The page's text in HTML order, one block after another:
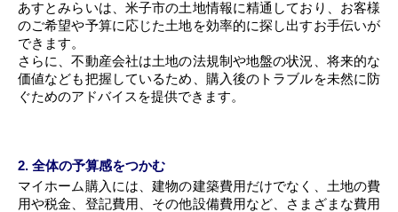
あすとみらいは、米子市の土地情報に精通しており、お客様
のご希望や予算に応じた土地を効率的に探し出すお手伝いが
できます。
さらに、不動産会社は土地の法規制や地盤の状況、将来的な
価値なども把握しているため、購入後のトラブルを未然に防
ぐためのアドバイスを提供できます。
2. 全体の予算感をつかむ
マイホーム購入には、建物の建築費用だけでなく、土地の費
用や税金、登記費用、その他設備費用など、さまざまな費用